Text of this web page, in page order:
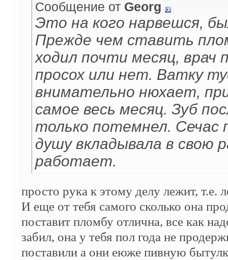
Сообщение от Georg
Это на кого нарвешся,
Прежде чем ставить
ходил почти месяц, врач
просох или нет. Ватку
внимательно нюхает,
самое весь месяц. Зуб
только потемнел. Сечас
душу вкладывала в свою
работает.
просто рука к этому делу лежит, т.е.
И еще от тебя самого сколько она
поставит пломбу отлична, все как
забил, она у тебя пол года не
поставили а они еюже пивную